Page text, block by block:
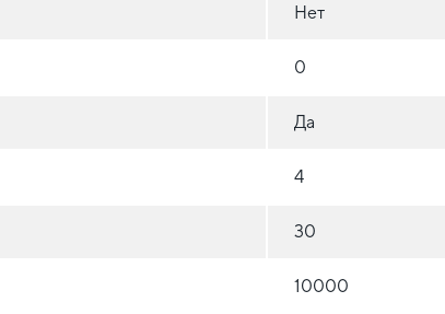
Нет
0
Да
4
30
10000